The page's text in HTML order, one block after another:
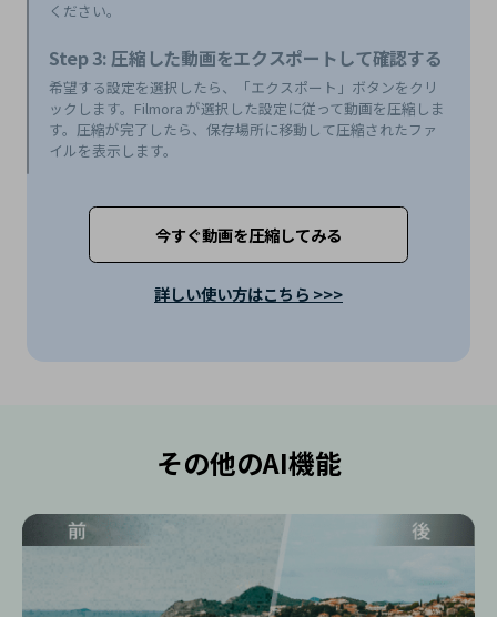
ください。
Step 3: 圧縮した動画をエクスポートして確認する
希望する設定を選択したら、「エクスポート」ボタンをクリ
ックします。Filmora が選択した設定に従って動画を圧縮しま
す。圧縮が完了したら、保存場所に移動して圧縮されたファ
イルを表示します。
今すぐ動画を圧縮してみる
詳しい使い方はこちら >>>
その他のAI機能